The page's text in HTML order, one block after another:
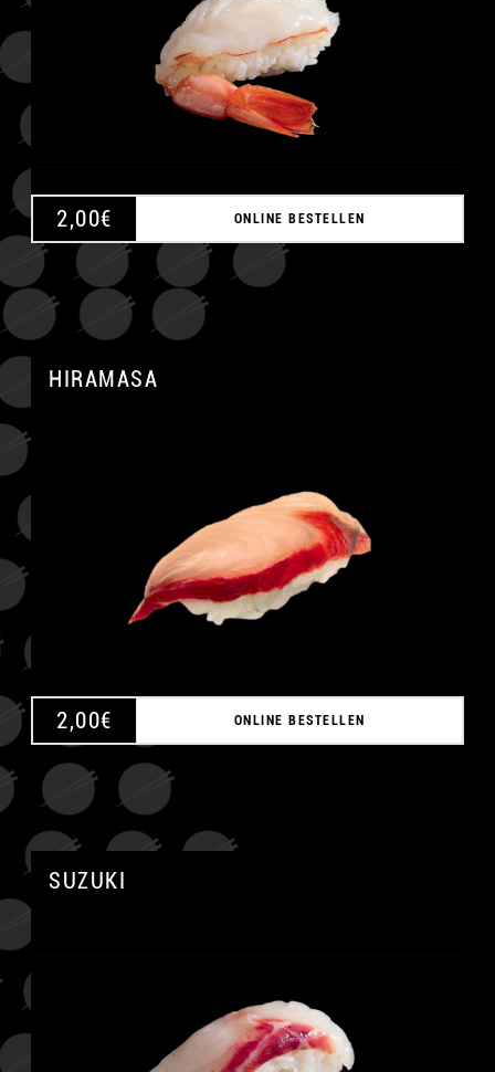
2,00€ ONLINE BESTELLEN
HIRAMASA
2,00€ ONLINE BESTELLEN
SUZUKI